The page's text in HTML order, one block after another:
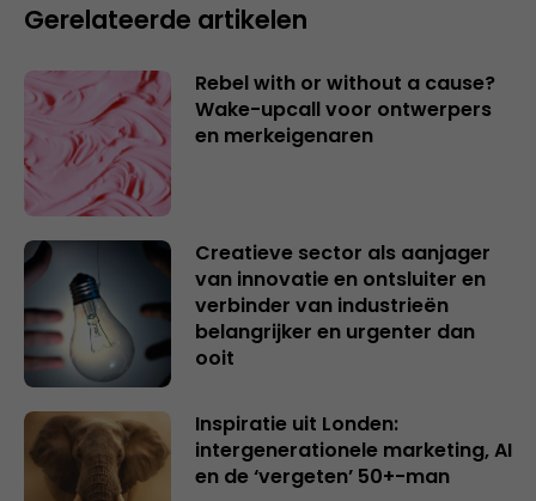
Gerelateerde artikelen
Rebel with or without a cause?
Wake-upcall voor ontwerpers
en merkeigenaren
Creatieve sector als aanjager
van innovatie en ontsluiter en
verbinder van industrieën
belangrijker en urgenter dan
ooit
Inspiratie uit Londen:
intergenerationele marketing, AI
en de ‘vergeten’ 50+-man